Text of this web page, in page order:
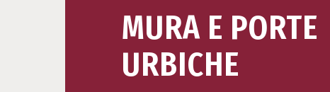
MURA E PORTE
URBICHE